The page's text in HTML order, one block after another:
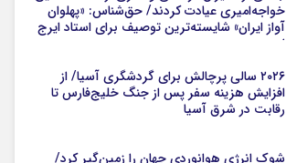
خواجه‌امیری عیادت کردند/ حق‌شناس: «پهلوان
آواز ایران» شایسته‌ترین توصیف برای استاد ایرج
است
۲۰۲۶ سالی پرچالش برای گردشگری آسیا/ از
افزایش هزینه سفر پس از جنگ خلیج‌فارس تا
رقابت در شرق آسیا
شوک انرژی هوانوردی جهان را زمین‌گیر کرد/